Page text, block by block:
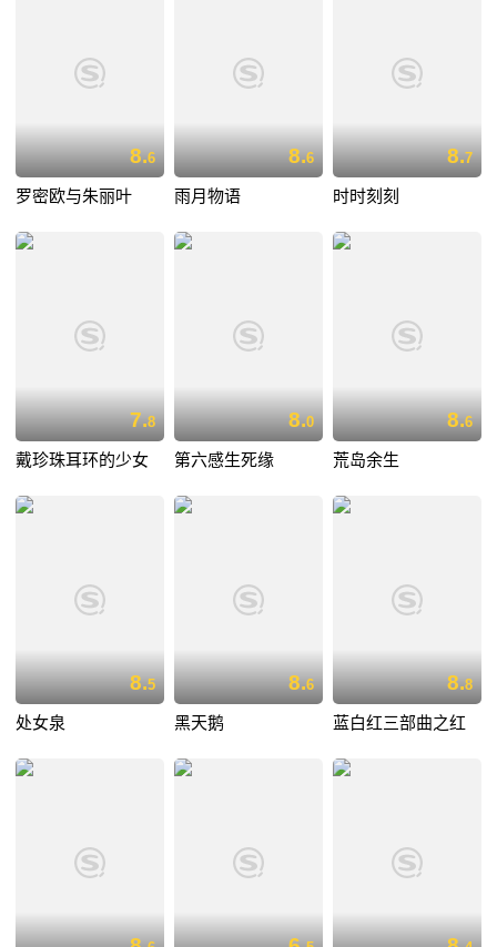
8.6
罗密欧与朱丽叶
8.6
雨月物语
8.7
时时刻刻
7.8
戴珍珠耳环的少女
8.0
第六感生死缘
8.6
荒岛余生
8.5
处女泉
8.6
黑天鹅
8.8
蓝白红三部曲之红